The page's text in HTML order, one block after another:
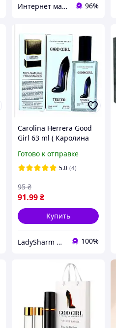
Интернет магазин "Aroma Glamour" 96%
Carolina Herrera Good
Girl 63 ml ( Каролина
женские
Готово к отправке
5.0 (4)
91.99 ₴
95 ₴
Купить
LadySharm parfum-opt 100%